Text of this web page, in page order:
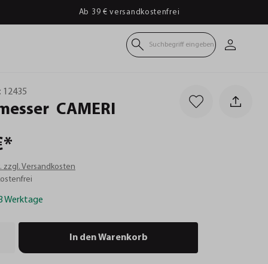
Ab 39 € versandkostenfrei
Suchbegriff eingeben
12435
CAMERI
zzgl. Versandkosten
Werktage
In den Warenkorb